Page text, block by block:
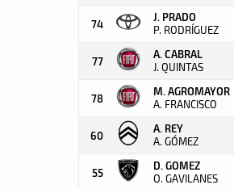
74
J. PRADO
P. RODRÍGUEZ
77
A. CABRAL
J. QUINTAS
78
M. AGROMAYOR
A. FRANCISCO
60
A. REY
A. GÓMEZ
55
D. GOMEZ
O. GAVILANES